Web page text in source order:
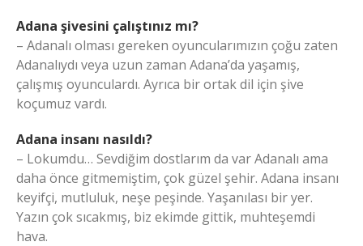
Adana şivesini çalıştınız mı?
– Adanalı olması gereken oyuncularımızın çoğu zaten
Adanalıydı veya uzun zaman Adana’da yaşamış,
çalışmış oyunculardı. Ayrıca bir ortak dil için şive
koçumuz vardı.
Adana insanı nasıldı?
– Lokumdu… Sevdiğim dostlarım da var Adanalı ama
daha önce gitmemiştim, çok güzel şehir. Adana insanı
keyifçi, mutluluk, neşe peşinde. Yaşanılası bir yer.
Yazın çok sıcakmış, biz ekimde gittik, muhteşemdi
hava.